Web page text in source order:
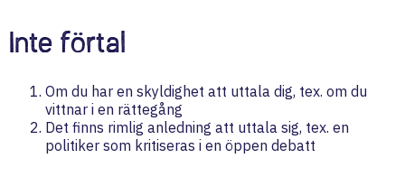
Inte förtal
Om du har en skyldighet att uttala dig, tex. om du
vittnar i en rättegång
Det finns rimlig anledning att uttala sig, tex. en
politiker som kritiseras i en öppen debatt